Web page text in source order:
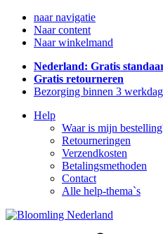
naar navigatie
Naar content
Naar winkelmand
Nederland: Gratis
Gratis retourneren
Bezorging binnen 3
Help
Waar is mijn
Retourneringen
Verzendkosten
Betalingsmethoden
Contact
Alle help-thema`s